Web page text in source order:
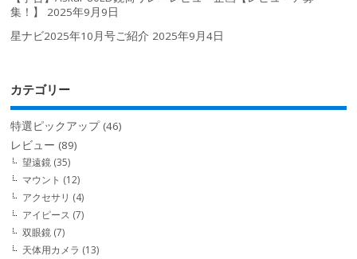
集！】
2025年9月9日
星ナビ2025年10月号ご紹介 2025年9月4日
カテゴリー
特選ピックアップ(46)
レビュー (89)
望遠鏡 (35)
マウント (12)
アクセサリ (4)
アイピース (7)
双眼鏡 (7)
天体用カメラ (13)